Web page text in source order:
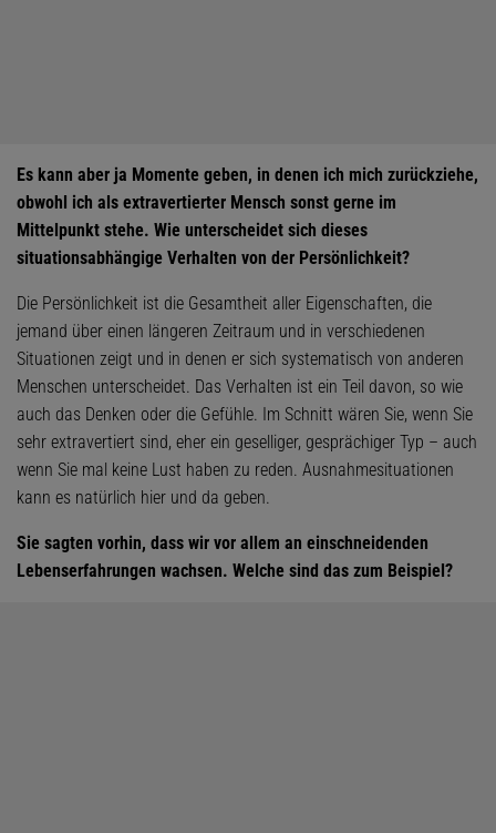
Es kann aber ja Momente geben, in denen ich mich zurückziehe,
obwohl ich als extravertierter Mensch sonst gerne im
Mittelpunkt stehe. Wie unterscheidet sich dieses
situationsabhängige Verhalten von der Persönlichkeit?
Die Persönlichkeit ist die Gesamtheit aller Eigenschaften, die
jemand über einen längeren Zeitraum und in verschiedenen
Situationen zeigt und in denen er sich systematisch von anderen
Menschen unterscheidet. Das Verhalten ist ein Teil davon, so wie
auch das Denken oder die Gefühle. Im Schnitt wären Sie, wenn Sie
sehr extravertiert sind, eher ein geselliger, gesprächiger Typ – auch
wenn Sie mal keine Lust haben zu reden. Ausnahmesituationen
kann es natürlich hier und da geben.
Sie sagten vorhin, dass wir vor allem an einschneidenden
Lebenserfahrungen wachsen. Welche sind das zum Beispiel?